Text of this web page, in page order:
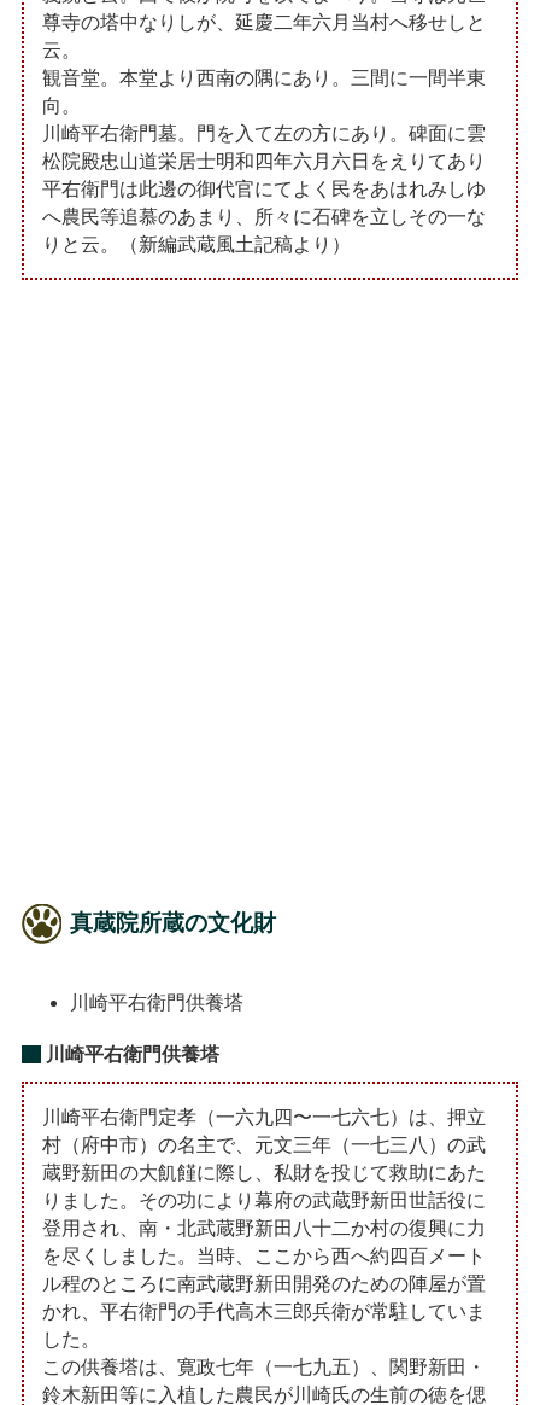
尊寺の塔中なりしが、延慶二年六月当村へ移せしと
云。
観音堂。本堂より西南の隅にあり。三間に一間半東
向。
川崎平右衛門墓。門を入て左の方にあり。碑面に雲
松院殿忠山道栄居士明和四年六月六日をえりてあり
平右衛門は此邊の御代官にてよく民をあはれみしゆ
へ農民等追慕のあまり、所々に石碑を立しその一な
りと云。（新編武蔵風土記稿より）
真蔵院所蔵の文化財
川崎平右衛門供養塔
川崎平右衛門供養塔
川崎平右衛門定孝（一六九四〜一七六七）は、押立
村（府中市）の名主で、元文三年（一七三八）の武
蔵野新田の大飢饉に際し、私財を投じて救助にあた
りました。その功により幕府の武蔵野新田世話役に
登用され、南・北武蔵野新田八十二か村の復興に力
を尽くしました。当時、ここから西へ約四百メート
ル程のところに南武蔵野新田開発のための陣屋が置
かれ、平右衛門の手代高木三郎兵衛が常駐していま
した。
この供養塔は、寛政七年（一七九五）、関野新田・
鈴木新田等に入植した農民が川崎氏の生前の徳を偲